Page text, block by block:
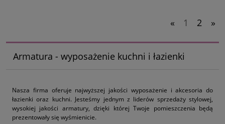
« 1 2 »
Armatura - wyposażenie kuchni i łazienki
Nasza firma oferuje najwyższej jakości wyposażenie i akcesoria do
łazienki oraz kuchni. Jesteśmy jednym z liderów sprzedaży stylowej,
wysokiej jakości armatury, dzięki której Twoje pomieszczenia będą
prezentowały się wyśmienicie.